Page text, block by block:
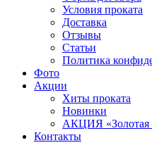
Условия проката
Доставка
Отзывы
Статьи
Политика
Фото
Акции
Хиты проката
Новинки
АКЦИЯ «Золотая
Контакты